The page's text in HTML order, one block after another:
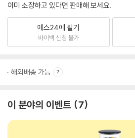
이미 소장하고 있다면 판매해 보세요.
예스24에 팔기
바이백 신청 불가
해외배송 가능
이 분야의 이벤트 7